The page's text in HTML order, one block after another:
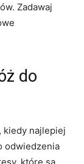
Zadawaj⁣
do
kiedy najlepiej
odwiedzenia